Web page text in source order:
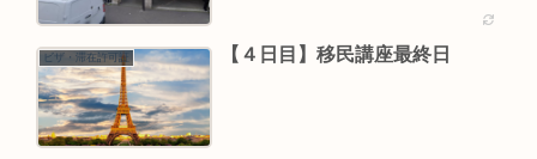
ビザ・滞在許可証 【４日目】移民講座最終日